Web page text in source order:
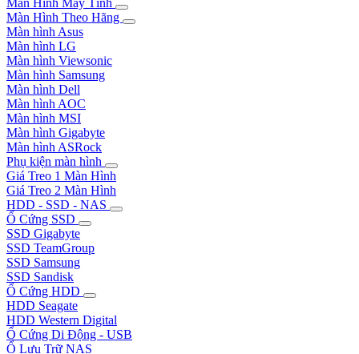
Màn Hình Máy Tính
Màn Hình Theo Hãng
Màn hình Asus
Màn hình LG
Màn hình Viewsonic
Màn hình Samsung
Màn hình Dell
Màn hình AOC
Màn hình MSI
Màn hình Gigabyte
Màn hình ASRock
Phụ kiện màn hình
Giá Treo 1 Màn Hình
Giá Treo 2 Màn Hình
HDD - SSD - NAS
Ổ Cứng SSD
SSD Gigabyte
SSD TeamGroup
SSD Samsung
SSD Sandisk
Ổ Cứng HDD
HDD Seagate
HDD Western Digital
Ổ Cứng Di Động - USB
Ổ Lưu Trữ NAS